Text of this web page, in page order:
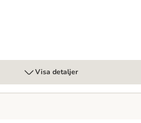
Visa detaljer